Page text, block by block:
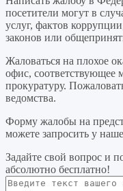
посетители могут в
услуг, фактов
законов или
Жаловаться на плохое
офис, соответствующее
прокуратуру.
ведомства.
Форму жалобы на
можете запросить у
Задайте свой вопрос и
абсолютно бесплатно!